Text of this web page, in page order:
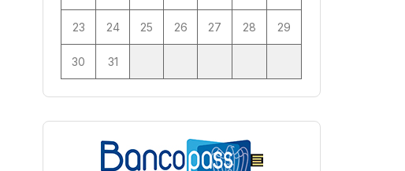
23 24 25 26 27 28 29
30 31